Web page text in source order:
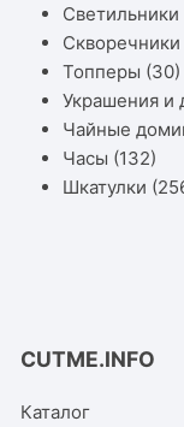
Светильники
Скворечники
Топперы (30)
Украшения и
Чайные
Часы (132)
Шкатулки
CUTME.INFO
Каталог